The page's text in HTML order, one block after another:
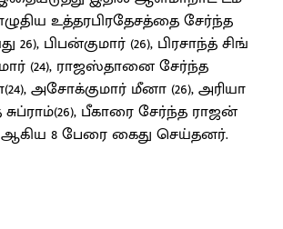
உத்தரபிரதேசத்தை சேர்ந்த
26), பிபன்குமார் (26), பிரசாந்த் சிங்
(24), ராஜஸ்தானை சேர்ந்த
அசோக்குமார் மீனா (26), அரியா
பீகாரை சேர்ந்த ராஜன்
ஆகிய 8 பேரை கைது செய்தனர்.